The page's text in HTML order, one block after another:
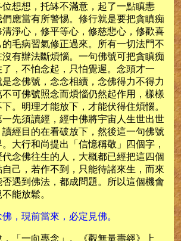
想想，托缽不滿意，起了一點瞋恚
應當有所警惕。修行就是要把貪瞋痴
淨心，修平等心，修慈悲心，修歡喜
毛病習氣修正過來。所有一切法門不
有辦法斷煩惱。一句佛號可把貪瞋痴
，不怕念起，只怕覺遲。念頭才一
念佛號，念念相續，念佛得力不得力
可佛號照念而煩惱仍然起作用，樣樣
。明理才能放下，才能伏得住煩惱。
先須讀經，經中佛將宇宙人生世出世
經目的在看破放下，然後這一句佛號
大行和尚提出「信憶稱敬」四個字，
念佛往生的人，大概都已經把這四個
己，若作不到，只能待諸來生，而來
遇到佛法，都成問題。所以這個機會
能放鬆。
，現前當來，必定見佛。
，「一向專念」。《觀無量壽經》上